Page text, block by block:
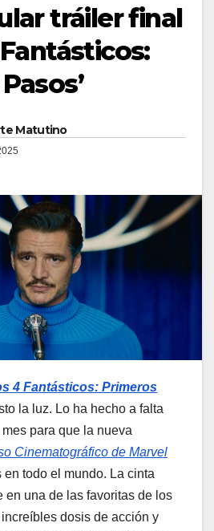
tráiler final
Matutino
4 Fantásticos: Primeros
la luz. Lo ha hecho a falta
para que la nueva
Cinematográfico de Marvel
todo el mundo. La cinta
en una de las favoritas de los
dosis de acción y